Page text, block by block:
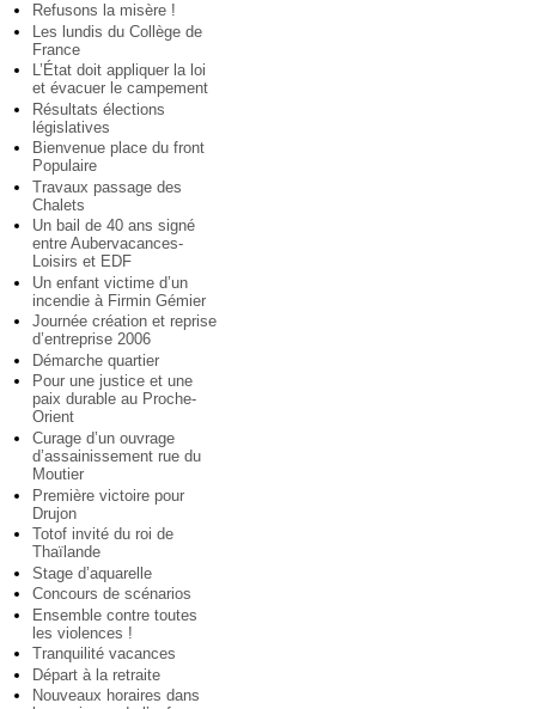
Refusons la misère !
Les lundis du Collège de
France
L’État doit appliquer la loi
et évacuer le campement
Résultats élections
législatives
Bienvenue place du front
Populaire
Travaux passage des
Chalets
Un bail de 40 ans signé
entre Aubervacances-
Loisirs et EDF
Un enfant victime d’un
incendie à Firmin Gémier
Journée création et reprise
d’entreprise 2006
Démarche quartier
Pour une justice et une
paix durable au Proche-
Orient
Curage d’un ouvrage
d’assainissement rue du
Moutier
Première victoire pour
Drujon
Totof invité du roi de
Thaïlande
Stage d’aquarelle
Concours de scénarios
Ensemble contre toutes
les violences !
Tranquilité vacances
Départ à la retraite
Nouveaux horaires dans